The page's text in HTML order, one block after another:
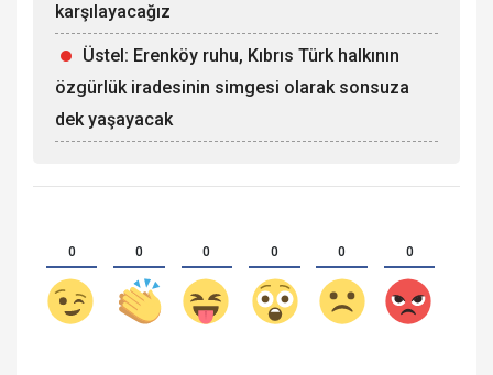
karşılayacağız
Üstel: Erenköy ruhu, Kıbrıs Türk halkının
özgürlük iradesinin simgesi olarak sonsuza
dek yaşayacak
0 0 0 0 0 0